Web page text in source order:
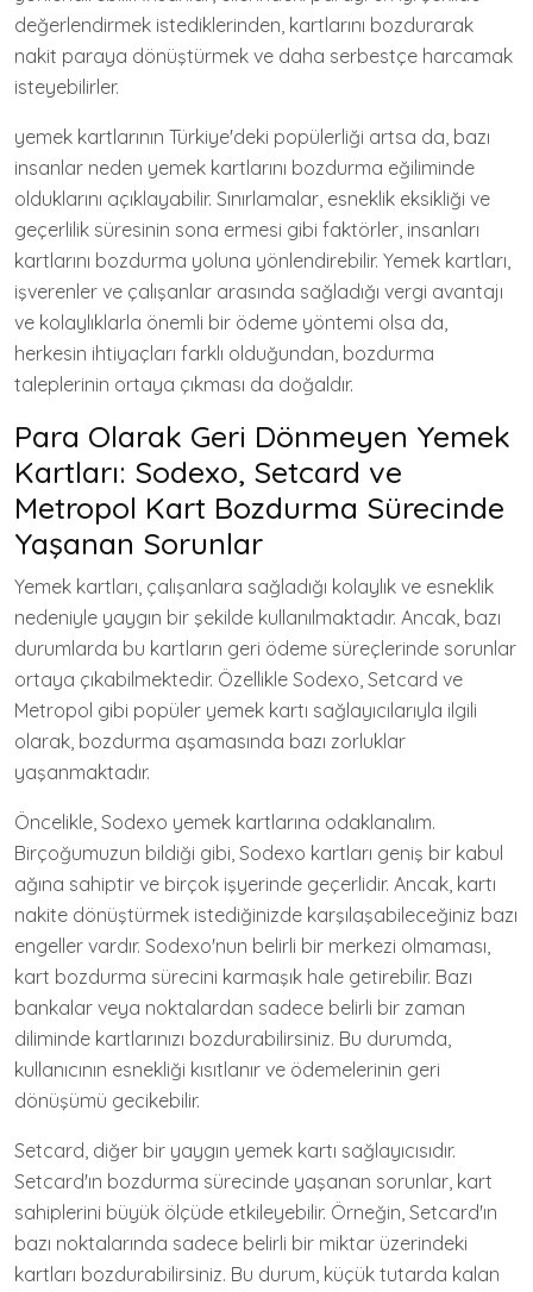
değerlendirmek istediklerinden, kartlarını bozdurarak
nakit paraya dönüştürmek ve daha serbestçe harcamak
isteyebilirler.
yemek kartlarının Türkiye'deki popülerliği artsa da, bazı
insanlar neden yemek kartlarını bozdurma eğiliminde
olduklarını açıklayabilir. Sınırlamalar, esneklik eksikliği ve
geçerlilik süresinin sona ermesi gibi faktörler, insanları
kartlarını bozdurma yoluna yönlendirebilir. Yemek kartları,
işverenler ve çalışanlar arasında sağladığı vergi avantajı
ve kolaylıklarla önemli bir ödeme yöntemi olsa da,
herkesin ihtiyaçları farklı olduğundan, bozdurma
taleplerinin ortaya çıkması da doğaldır.
Para Olarak Geri Dönmeyen Yemek
Kartları: Sodexo, Setcard ve
Metropol Kart Bozdurma Sürecinde
Yaşanan Sorunlar
Yemek kartları, çalışanlara sağladığı kolaylık ve esneklik
nedeniyle yaygın bir şekilde kullanılmaktadır. Ancak, bazı
durumlarda bu kartların geri ödeme süreçlerinde sorunlar
ortaya çıkabilmektedir. Özellikle Sodexo, Setcard ve
Metropol gibi popüler yemek kartı sağlayıcılarıyla ilgili
olarak, bozdurma aşamasında bazı zorluklar
yaşanmaktadır.
Öncelikle, Sodexo yemek kartlarına odaklanalım.
Birçoğumuzun bildiği gibi, Sodexo kartları geniş bir kabul
ağına sahiptir ve birçok işyerinde geçerlidir. Ancak, kartı
nakite dönüştürmek istediğinizde karşılaşabileceğiniz bazı
engeller vardır. Sodexo'nun belirli bir merkezi olmaması,
kart bozdurma sürecini karmaşık hale getirebilir. Bazı
bankalar veya noktalardan sadece belirli bir zaman
diliminde kartlarınızı bozdurabilirsiniz. Bu durumda,
kullanıcının esnekliği kısıtlanır ve ödemelerinin geri
dönüşümü gecikebilir.
Setcard, diğer bir yaygın yemek kartı sağlayıcısıdır.
Setcard'ın bozdurma sürecinde yaşanan sorunlar, kart
sahiplerini büyük ölçüde etkileyebilir. Örneğin, Setcard'ın
bazı noktalarında sadece belirli bir miktar üzerindeki
kartları bozdurabilirsiniz. Bu durum, küçük tutarda kalan